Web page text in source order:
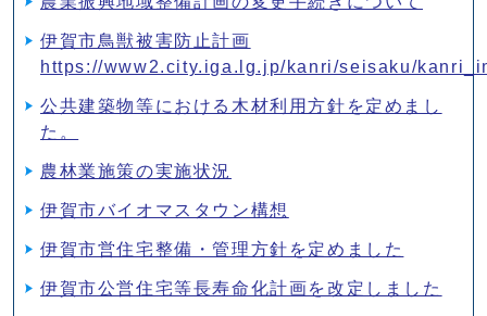
伊賀市鳥獣被害防止計画
https://www2.city.iga.lg.jp/kanri/seisaku/
公共建築物等における木材利用方針を定めまし
た。
農林業施策の実施状況
伊賀市バイオマスタウン構想
伊賀市営住宅整備・管理方針を定めました
伊賀市公営住宅等長寿命化計画を改定しました